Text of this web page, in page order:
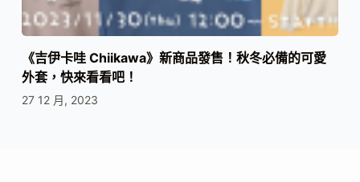
《吉伊卡哇 Chiikawa》新商品發售！秋冬必備的可愛
外套，快來看看吧！
27 12 月, 2023